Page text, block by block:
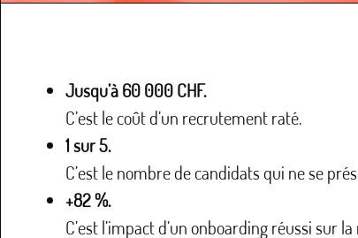
Jusqu’à 60 000 CHF.
C’est le coût d’un recrutement raté.
1 sur 5.
C’est le nombre de candidats qui ne se
+82 %.
C’est l’impact d’un onboarding réussi sur